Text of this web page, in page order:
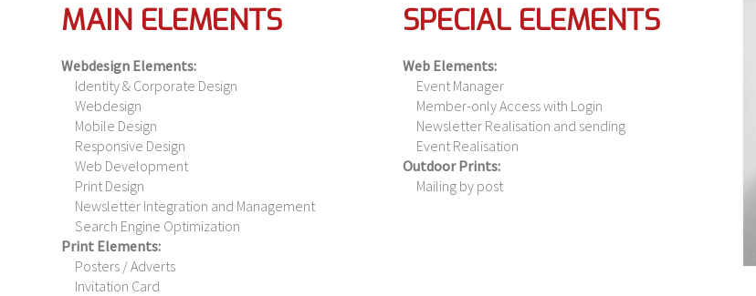
MAIN ELEMENTS
Webdesign Elements:
Identity & Corporate Design
Webdesign
Mobile Design
Responsive Design
Web Development
Print Design
Newsletter Integration and Management
Search Engine Optimization
Print Elements:
Posters / Adverts
Invitation Card
SPECIAL ELEMENTS
Web Elements:
Event Manager
Member-only Access with Login
Newsletter Realisation and sending
Event Realisation
Outdoor Prints:
Mailing by post